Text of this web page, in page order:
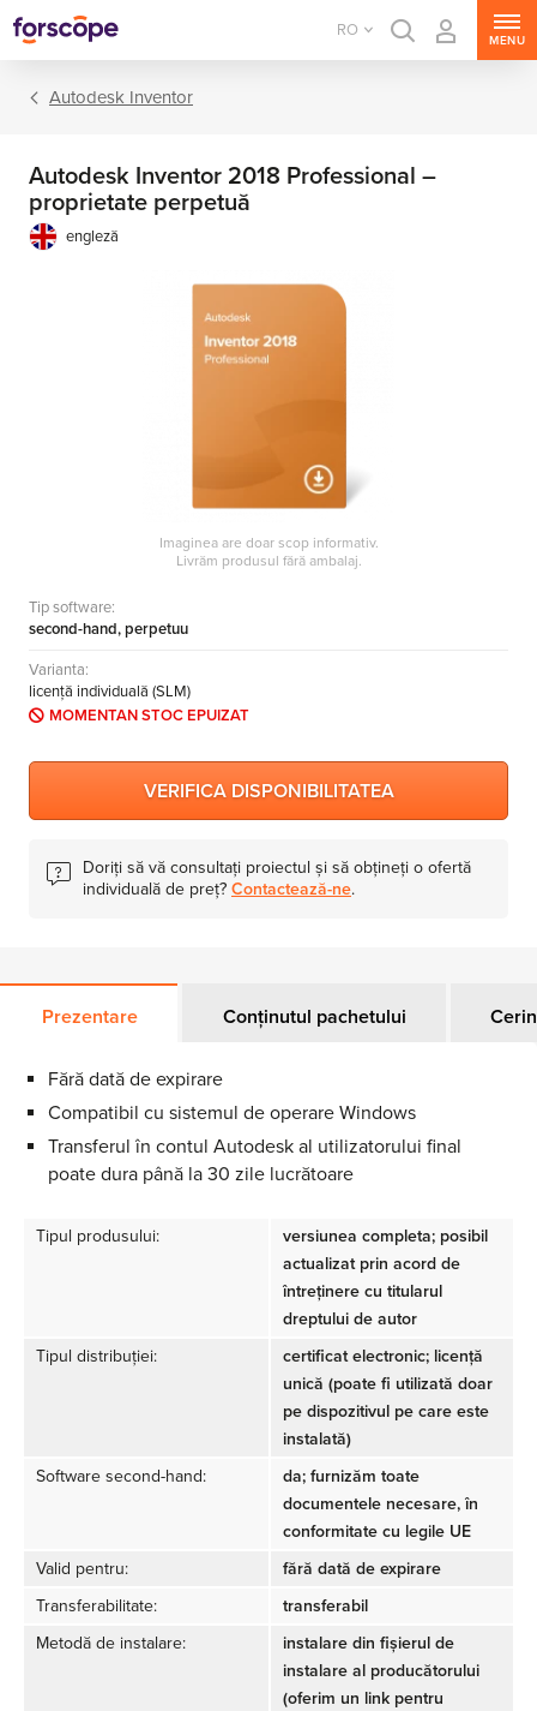
RO
MENU
AutoCAD
Autodesk Revit
Autodesk Building Design Suites
Autodesk Product Design Suites
Autodesk Plant Design Suites
Autodesk Inventor
Autodesk Inventor 2018 Professional –
proprietate perpetuă
engleză
Imaginea are doar scop informativ.
Livrăm produsul fără ambalaj.
Tip software:
second-hand, perpetuu
Varianta:
licență individuală (SLM)
MOMENTAN STOC EPUIZAT
VERIFICA DISPONIBILITATEA
Doriți să vă consultați proiectul și să obțineți o ofertă
individuală de preț? Contactează-ne.
Prezentare Conținutul pachetului
Fără dată de expirare
Compatibil cu sistemul de operare Windows
Transferul în contul Autodesk al utilizatorului final
poate dura până la 30 zile lucrătoare
Tipul produsului:
versiunea completa; posibil
actualizat prin acord de
întreținere cu titularul
dreptului de autor
Tipul distribuției:
certificat electronic; licență
unică (poate fi utilizată doar
pe dispozitivul pe care este
instalată)
Software second-hand:
da; furnizăm toate
documentele necesare, în
conformitate cu legile UE
Valid pentru:
fără dată de expirare
Transferabilitate:
transferabil
Metodă de instalare:
instalare din fișierul de
instalare al producătorului
(oferim un link pentru